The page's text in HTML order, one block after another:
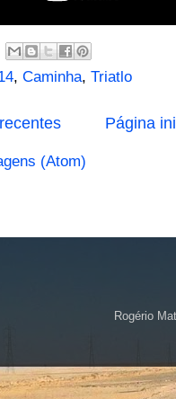
, Caminha, Triatlo
Página
(Atom)
Rogério